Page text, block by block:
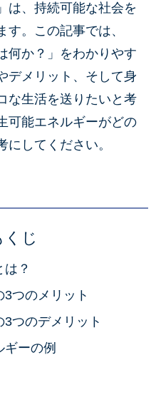
は、持続可能な社会を
す。この記事では、
何か？」をわかりやす
デメリット、そして身
な生活を送りたいと考
可能エネルギーがどの
にしてください。
くじ
？
つのメリット
つのデメリット
ーの例